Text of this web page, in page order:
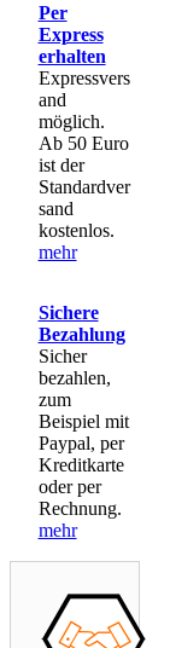
Per
Express
erhalten
Expressvers
and
möglich.
Ab 50 Euro
ist der
Standardver
sand
kostenlos.
mehr
Sichere
Bezahlung
Sicher
bezahlen,
zum
Beispiel mit
Paypal, per
Kreditkarte
oder per
Rechnung.
mehr